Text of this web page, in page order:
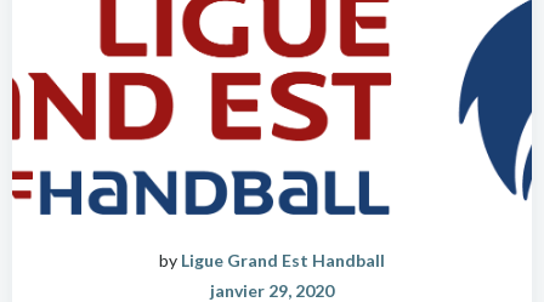
by Ligue Grand Est Handball
janvier 29, 2020